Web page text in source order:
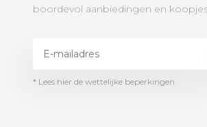
boordevol aanbiedingen en
* Lees hier de wettelijke beperkingen